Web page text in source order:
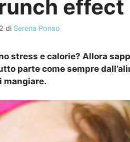
effect
di Serena Ponso
stress e calorie? Allora
parte come sempre
mangiare.